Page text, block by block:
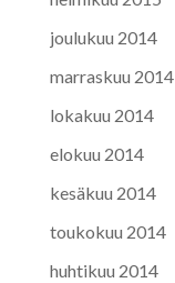
joulukuu 2014
marraskuu 2014
lokakuu 2014
elokuu 2014
kesäkuu 2014
toukokuu 2014
huhtikuu 2014